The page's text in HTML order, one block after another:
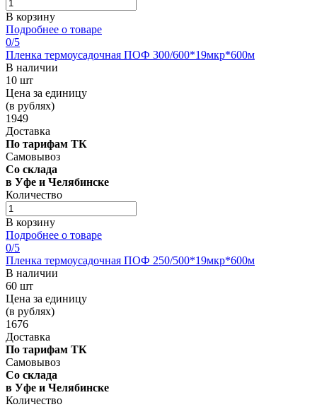
В корзину
Подробнее о товаре
0/5
Пленка термоусадочная ПОФ 300/600*19мкр*600м
В наличии
10 шт
Цена за единицу
(в рублях)
1949
Доставка
По тарифам ТК
Самовывоз
Со склада
в Уфе и Челябинске
Количество
В корзину
Подробнее о товаре
0/5
Пленка термоусадочная ПОФ 250/500*19мкр*600м
В наличии
60 шт
Цена за единицу
(в рублях)
1676
Доставка
По тарифам ТК
Самовывоз
Со склада
в Уфе и Челябинске
Количество